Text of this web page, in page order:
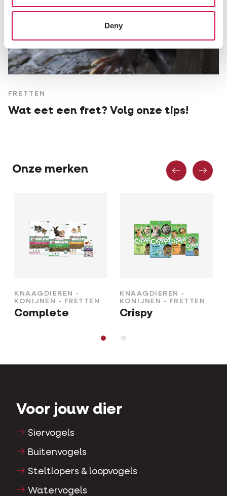
Deny
FRETTEN
Wat eet een fret? Volg onze tips!
Onze merken Vorige
KNAAGDIEREN -
KONIJNEN - FRETTEN
Complete
KNAAGDIEREN -
KONIJNEN - FRETTEN
Crispy
Voor jouw dier
Siervogels
Buitenvogels
Steltlopers & loopvogels
Watervogels